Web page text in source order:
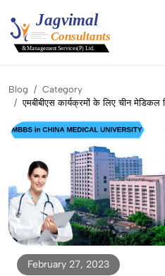
Blog
Category
एमबीबीएस कार्यक्रमों के लिए चीन मेडिकल
February 27, 2023